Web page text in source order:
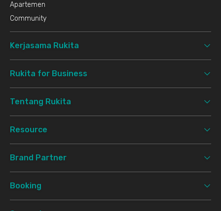
Apartemen
Community
Kerjasama Rukita
Rukita for Business
Tentang Rukita
Resource
Brand Partner
Booking